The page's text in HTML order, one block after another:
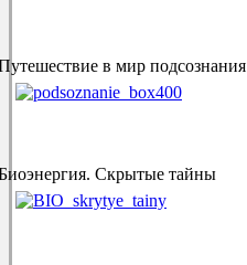
в мир подсознания
Скрытые тайны